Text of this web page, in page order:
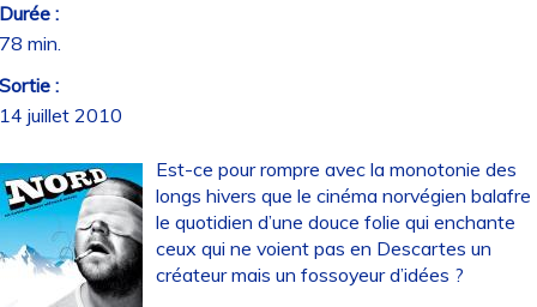
:
min.
:
juillet 2010
Est-ce pour rompre avec la monotonie des
longs hivers que le cinéma norvégien balafre
le quotidien d’une douce folie qui enchante
ceux qui ne voient pas en Descartes un
créateur mais un fossoyeur d’idées ?